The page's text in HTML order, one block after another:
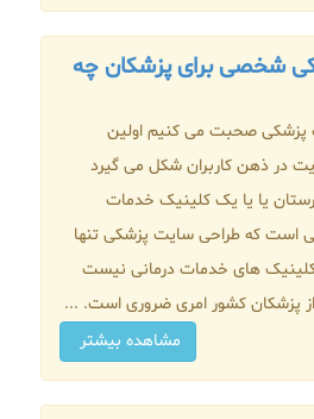
شخصی برای پزشکان چه
پزشکی صحبت می کنیم اولین
در ذهن کاربران شکل می گیرد
یا یا یک کلینیک خدمات
است که طراحی سایت پزشکی تنها
های خدمات درمانی نیست
از پزشکان کشور امری ضروری است. ...
مشاهده بیشتر